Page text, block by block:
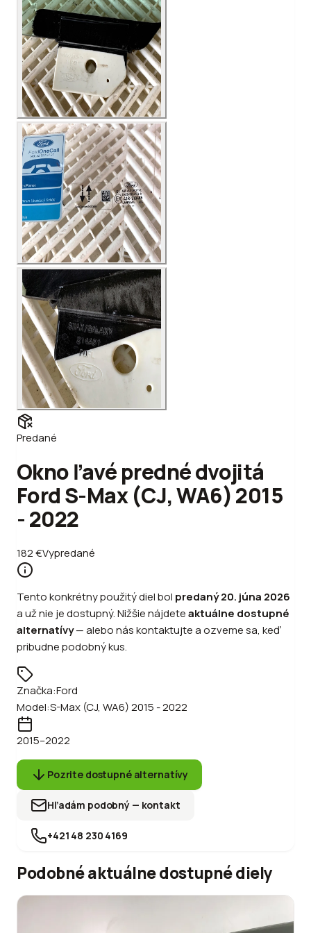
Predané
Okno ľavé predné dvojitá
Ford S-Max (CJ, WA6) 2015
- 2022
182€Vypredané
Tento konkrétny použitý diel bol predaný20. júna 2026
a už nie je dostupný. Nižšie nájdeteaktuálne dostupné
alternatívy—alebonás kontaktujte a ozveme sa, keď
pribudne podobný kus.
Značka:Ford
Model:S-Max (CJ, WA6) 2015 - 2022
2015–2022
Pozrite dostupné alternatívy
Hľadám podobný — kontakt
+421 48 230 4169
Podobné aktuálne dostupné diely